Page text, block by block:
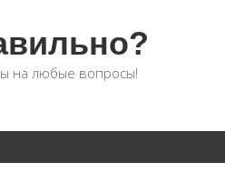
на любые вопросы!